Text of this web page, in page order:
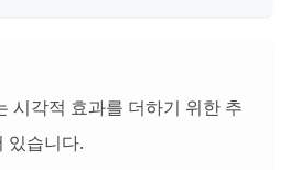
시각적 효과를 더하기 위한 추
있습니다.